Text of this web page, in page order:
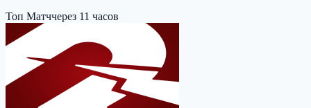
Топ Матччерез 11 часов